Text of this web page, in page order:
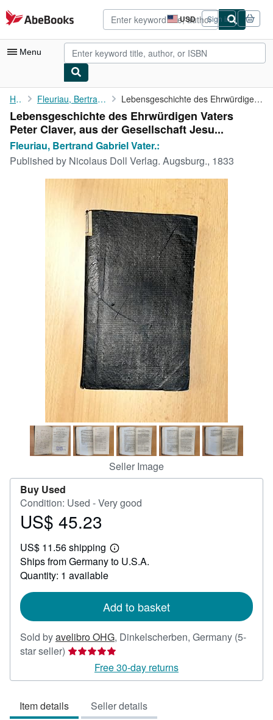
Skip to main content
AbeBooks.com USD
Site
shopping
preferences
Sign in
Menu
My Account
My Purchases
Advanced Search
Browse Collections
CLOSE
Home Fleuriau, Bertrand Gabriel Vater.: Lebensgeschichte des Ehrwürdigen Vaters Peter Claver, aus der ...
Lebensgeschichte des Ehrwürdigen Vaters
Peter Claver, aus der Gesellschaft Jesu...
Fleuriau, Bertrand Gabriel Vater.:
Published by Nicolaus Doll Verlag. Augsburg., 1833
Seller Image
Buy Used
Condition: Used - Very good
Price
45.23
US$ 45.23
US$ 11.56 shipping
Learn
more
Ships from Germany to U.S.A.
Quantity: 1 available
Add to basket
Sold byavelibro OHG, Dinkelscherben, Germany (5-
star seller) Seller
5
of
Free 30-day returns
Item details Seller details